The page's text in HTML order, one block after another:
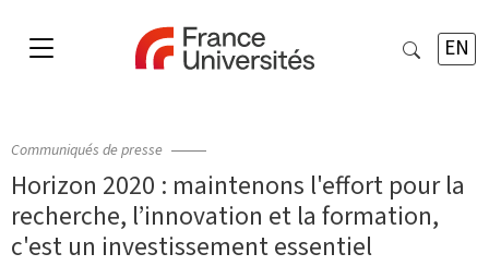
EN
Communiqués de presse
Horizon 2020 : maintenons l'effort pour la
recherche, l’innovation et la formation,
c'est un investissement essentiel